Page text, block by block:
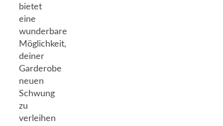
bietet
eine
wunderbare
Möglichkeit,
deiner
Garderobe
neuen
Schwung
zu
verleihen